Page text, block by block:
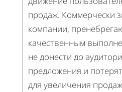
продаж. Коммерчески
компании,
качественным
не донести до
предложения и
для увеличения